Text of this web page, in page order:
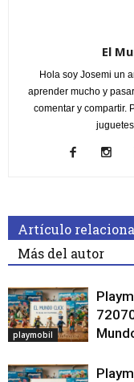
El
Hola soy Josemi un
aprender mucho y
comentar y compartir.
Artículo
Más del autor
playmobil